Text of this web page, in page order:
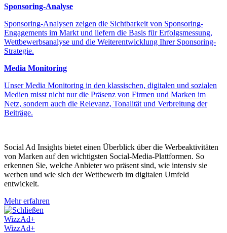
Sponsoring-Analyse
Sponsoring-Analysen zeigen die Sichtbarkeit von Sponsoring-
Engagements im Markt und liefern die Basis für Erfolgsmessung,
Wettbewerbsanalyse und die Weiterentwicklung Ihrer Sponsoring-
Strategie.
Media Monitoring
Unser Media Monitoring in den klassischen, digitalen und sozialen
Medien misst nicht nur die Präsenz von Firmen und Marken im
Netz, sondern auch die Relevanz, Tonalität und Verbreitung der
Beiträge.
Social Ad Insights bietet einen Überblick über die Werbeaktivitäten
von Marken auf den wichtigsten Social-Media-Plattformen. So
erkennen Sie, welche Anbieter wo präsent sind, wie intensiv sie
werben und wie sich der Wettbewerb im digitalen Umfeld
entwickelt.
Mehr erfahren
Schließen
WizzAd+
WizzAd+